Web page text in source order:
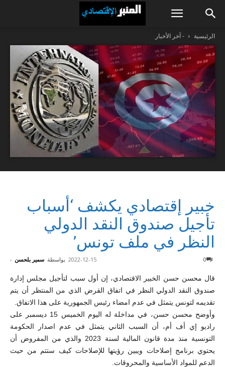
الرئيسية - آخر الأخبار
خبير إقتصادي يكشف ‘أسباب
تأجيل صندوق النقد الدولي
النظر في ملف تونس’
بواسطة سمير بلحسن - 2022-12-15 0
قال محسن حسن الخبير الاقتصادي، إن أول سبب لتأجيل مجلس إدارة
صندوق النقد الدولي النظر في اتفاق القرض الذي من المنتظر أن يتم
تقديمه لتونس يتمثل في عدم امضاء رئيس الجمهورية على هذا الاتفاق.
وأوضح محسن حسن، في مداخلة له اليوم الخميس 15 ديسمبر على
راديو إي أف أم، أن السبب الثاني يتمثل في عدم اصدار الحكومة
التونسية منذ مدة قانون المالية لسنة 2023 والذي من المفروض أن
يحتوي برنامج إصلاحات ويبين رؤيتها للإصلاحات كيف ستتم من حيث
الدعم للمواد الأساسية والمحروقات.